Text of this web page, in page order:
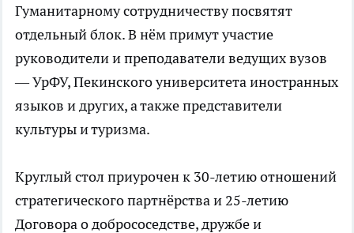
Гуманитарному сотрудничеству посвятят
отдельный блок. В нём примут участие
руководители и преподаватели ведущих вузов
— УрФУ, Пекинского университета иностранных
языков и других, а также представители
культуры и туризма.
Круглый стол приурочен к 30-летию отношений
стратегического партнёрства и 25-летию
Договора о добрососедстве, дружбе и